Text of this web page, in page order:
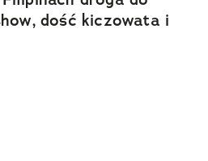
dość kiczowata i